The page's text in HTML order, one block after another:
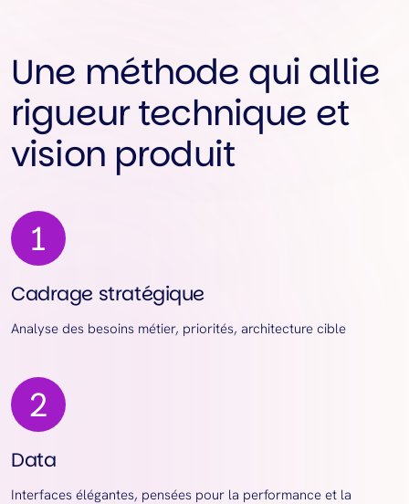
Une méthode qui allie
rigueur technique et
vision produit
Cadrage stratégique
Analyse des besoins métier, priorités, architecture cible
Data
Interfaces élégantes, pensées pour la performance et la